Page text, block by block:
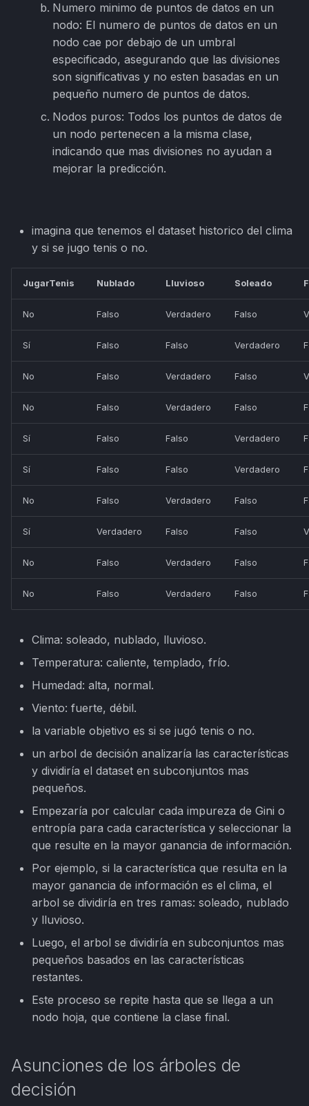
Numero minimo de puntos de datos en un
nodo: El numero de puntos de datos en un
nodo cae por debajo de un umbral
especificado, asegurando que las divisiones
son significativas y no esten basadas en un
pequeño numero de puntos de datos.
Nodos puros: Todos los puntos de datos de
un nodo pertenecen a la misma clase,
indicando que mas divisiones no ayudan a
mejorar la predicción.
imagina que tenemos el dataset historico del clima
y si se jugo tenis o no.
JugarTenis Nublado Lluvioso Soleado
No Falso Verdadero Falso
Sí Falso Falso Verdadero
No Falso Verdadero Falso
No Falso Verdadero Falso
Sí Falso Falso Verdadero
Sí Falso Falso Verdadero
No Falso Verdadero Falso
Sí Verdadero Falso Falso
No Falso Verdadero Falso
No Falso Verdadero Falso
Clima: soleado, nublado, lluvioso.
Temperatura: caliente, templado, frío.
Humedad: alta, normal.
Viento: fuerte, débil.
la variable objetivo es si se jugó tenis o no.
un arbol de decisión analizaría las características
y dividiría el dataset en subconjuntos mas
pequeños.
Empezaría por calcular cada impureza de Gini o
entropía para cada característica y seleccionar la
que resulte en la mayor ganancia de información.
Por ejemplo, si la característica que resulta en la
mayor ganancia de información es el clima, el
arbol se dividiría en tres ramas: soleado, nublado
y lluvioso.
Luego, el arbol se dividiría en subconjuntos mas
pequeños basados en las características
restantes.
Este proceso se repite hasta que se llega a un
nodo hoja, que contiene la clase final.
Asunciones de los árboles de
decisión